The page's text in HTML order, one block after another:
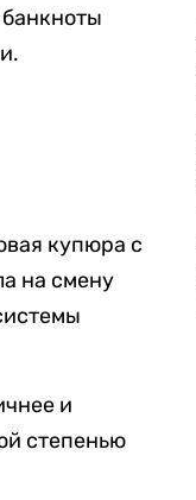
купюра с
на смену
и
степенью